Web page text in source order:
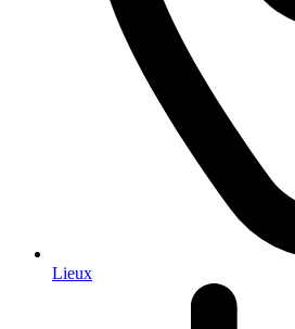
Lieux